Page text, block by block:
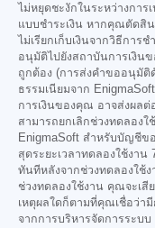
ไม่หยุดชะงักในระหว่างกา
แบบชำระเงิน หากคุณตัดสิน
ไม่เรียกเก็บเงินจากวิธีการ
อนุมัติไปยังสถาบันการเงิน
ถูกต้อง (การส่งคำขออนุมัติ
ธรรมเนียมจาก
การเงินของคุณ อาจส่งผล
สามารถยกเลิกช่วงทดลอง
EnigmaSoft สำหรับบัญชี
สุดระยะเวลาทดลองใช้งาน
ทันทีหลังจากช่วงทดลองใช้
ช่วงทดลองใช้งาน คุณจะเสี
เหตุผลใดก็ตามที่คุณเชื่อว่า
จากการบริหารจัดการระบ